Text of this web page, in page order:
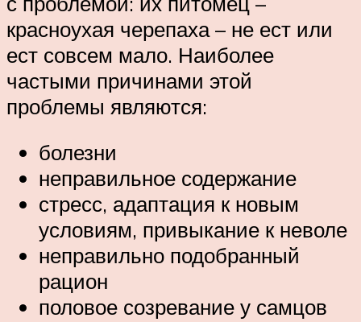
красноухая черепаха – не ест или
ест совсем мало. Наиболее
частыми причинами этой
проблемы являются:
болезни
неправильное содержание
стресс, адаптация к новым
условиям, привыкание к неволе
неправильно подобранный
рацион
половое созревание у самцов